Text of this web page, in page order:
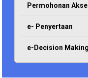
Permohonan
e- Penyertaan
e-Decision Making